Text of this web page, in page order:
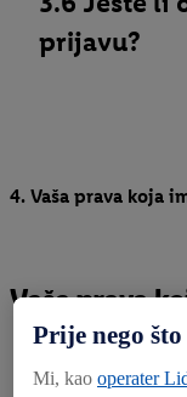
prijavu?
4. Vaša prava koja
Vaša prava
Prije nego
Mi, kao operater